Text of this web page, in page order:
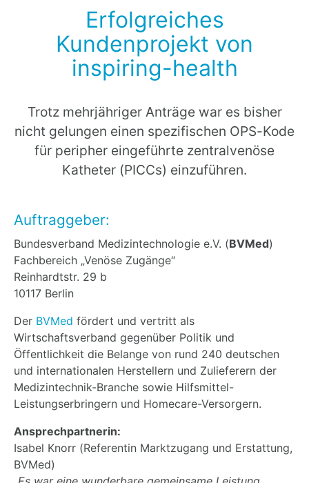
Erfolgreiches
Kundenprojekt von
inspiring-health
Trotz mehrjähriger Anträge war es bisher
nicht gelungen einen spezifischen OPS-Kode
für peripher eingeführte zentralvenöse
Katheter (PICCs) einzuführen.
Auftraggeber:
Bundesverband Medizintechnologie e.V. (BVMed)
Fachbereich „Venöse Zugänge“
Reinhardtstr. 29 b
10117 Berlin
Der BVMed fördert und vertritt als
Wirtschaftsverband gegenüber Politik und
Öffentlichkeit die Belange von rund 240 deutschen
und internationalen Herstellern und Zulieferern der
Medizintechnik-Branche sowie Hilfsmittel-
Leistungserbringern und Homecare-Versorgern.
Ansprechpartnerin:
Isabel Knorr (Referentin Marktzugang und Erstattung,
BVMed)